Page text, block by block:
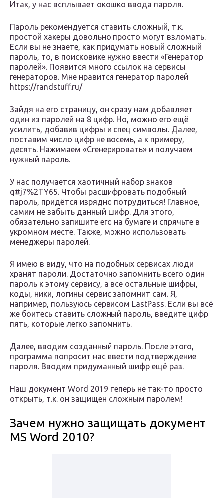
Итак, у нас всплывает окошко ввода пароля.
Пароль рекомендуется ставить сложный, т.к.
простой хакеры довольно просто могут взломать.
Если вы не знаете, как придумать новый сложный
пароль, то, в поисковике нужно ввести «Генератор
паролей». Появится много ссылок на сервисы
генераторов. Мне нравится генератор паролей
https://randstuff.ru/
Зайдя на его страницу, он сразу нам добавляет
один из паролей на 8 цифр. Но, можно его ещё
усилить, добавив цифры и спец символы. Далее,
поставим число цифр не восемь, а к примеру,
десять. Нажимаем «Сгенерировать» и получаем
нужный пароль.
У нас получается хаотичный набор знаков
q#j7%2TY65. Чтобы расшифровать подобный
пароль, придётся изрядно потрудиться! Главное,
самим не забыть данный шифр. Для этого,
обязательно запишите его на бумаге и спрячьте в
укромном месте. Также, можно использовать
менеджеры паролей.
Я имею в виду, что на подобных сервисах люди
хранят пароли. Достаточно запомнить всего один
пароль к этому сервису, а все остальные шифры,
коды, ники, логины сервис запомнит сам. Я,
например, пользуюсь сервисом LastPass. Если вы всё
же боитесь ставить сложный пароль, введите цифр
пять, которые легко запомнить.
Далее, вводим созданный пароль. После этого,
программа попросит нас ввести подтверждение
пароля. Вводим придуманный шифр ещё раз.
Наш документ Word 2019 теперь не так-то просто
открыть, т.к. он защищен сложным паролем!
Зачем нужно защищать документ
MS Word 2010?